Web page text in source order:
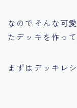
なのでそんな可
たデッキを作っ
まずはデッキレ